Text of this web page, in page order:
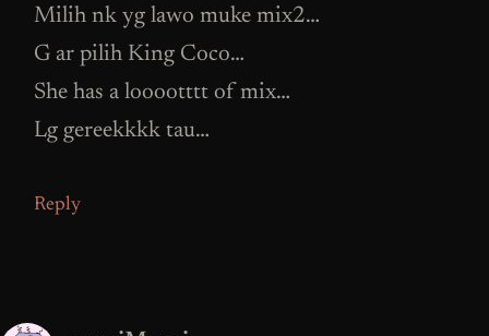
Milih nk yg lawo muke mix2…
G ar pilih King Coco…
She has a looootttt of mix…
Lg gereekkkk tau…
Reply